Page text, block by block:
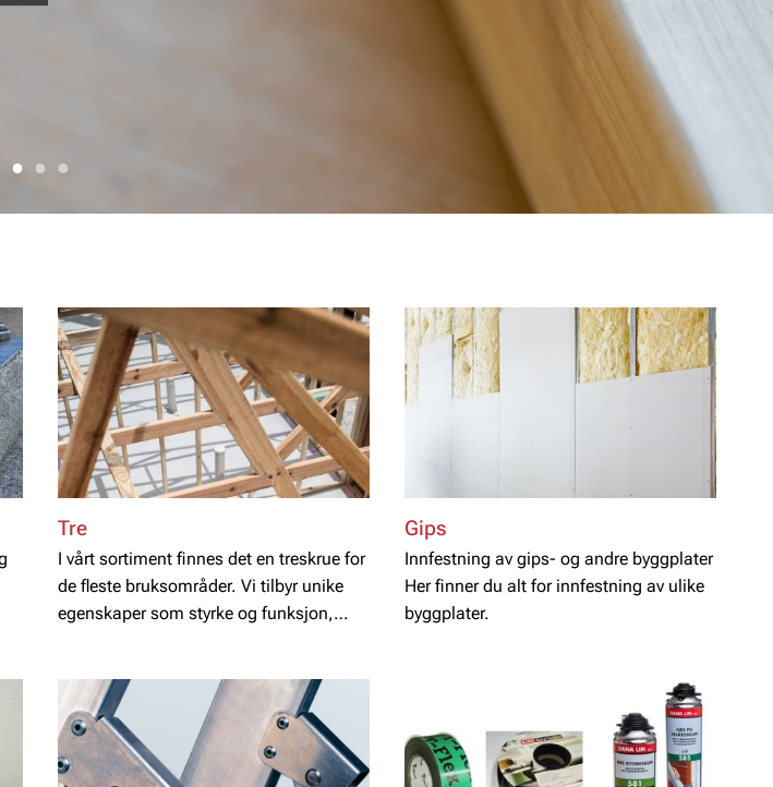
Tre
I vårt sortiment finnes det en treskrue for
de fleste bruksområder. Vi tilbyr unike
egenskaper som styrke og funksjon,
trekonstruksjoner.
Gips
Innfestning av gips- og andre byggplater
Her finner du alt for innfestning av ulike
byggplater.